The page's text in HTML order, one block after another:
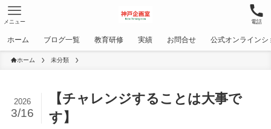
電話
メニュー
ホーム ブログ一覧 教育研修 実績 お問合せ 公式オンラインシ
ホーム 未分類
【チャレンジすることは大事で
す】
2026
3/16